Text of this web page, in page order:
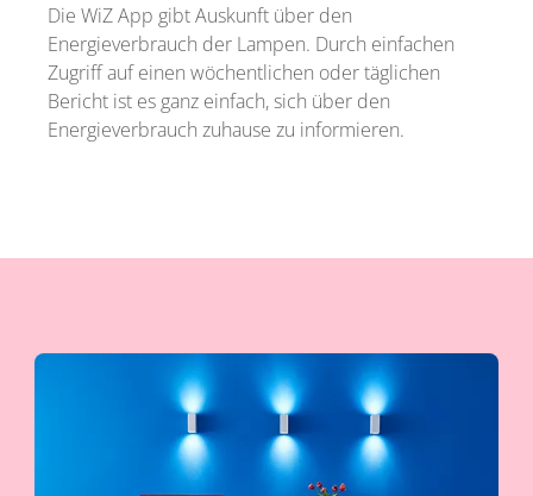
Die WiZ App gibt Auskunft über den
Energieverbrauch der Lampen. Durch einfachen
Zugriff auf einen wöchentlichen oder täglichen
Bericht ist es ganz einfach, sich über den
Energieverbrauch zuhause zu informieren.